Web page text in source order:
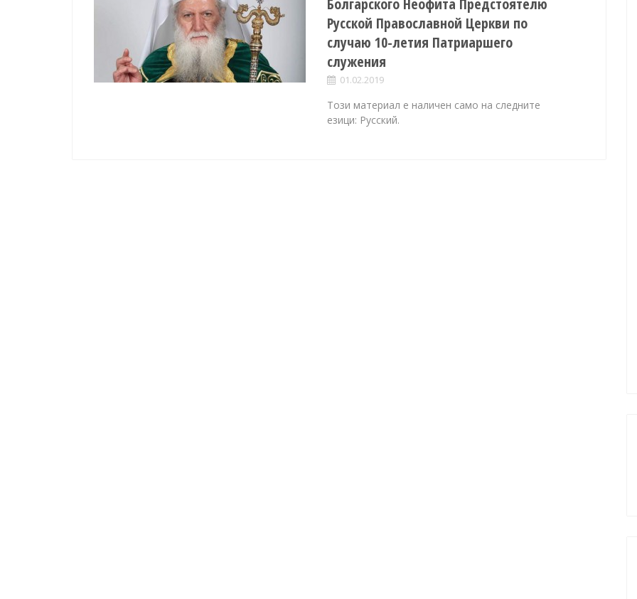
Болгарского Неофита Предстоятелю
Русской Православной Церкви по
случаю 10-летия Патриаршего
служения
01.02.2019
Този материал е наличен само на следните
езици: Русский.